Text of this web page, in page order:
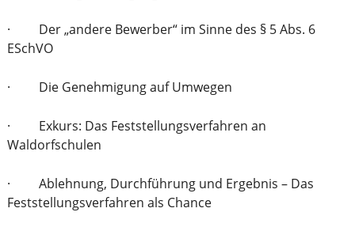
· Der „andere Bewerber“ im Sinne des § 5 Abs. 6
ESchVO
· Die Genehmigung auf Umwegen
· Exkurs: Das Feststellungsverfahren an
Waldorfschulen
· Ablehnung, Durchführung und Ergebnis – Das
Feststellungsverfahren als Chance